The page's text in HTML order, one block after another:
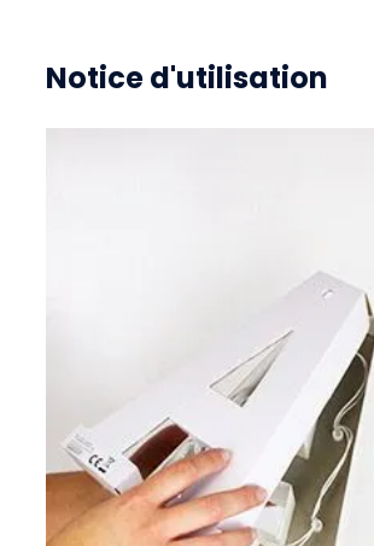
Notice d'utilisation